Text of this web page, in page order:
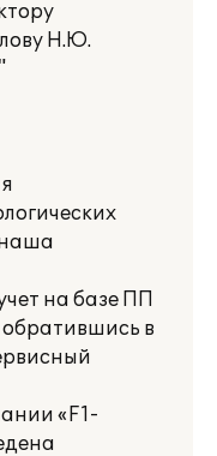
Н.Ю.
на базе ПП
обратившись в
«F1-